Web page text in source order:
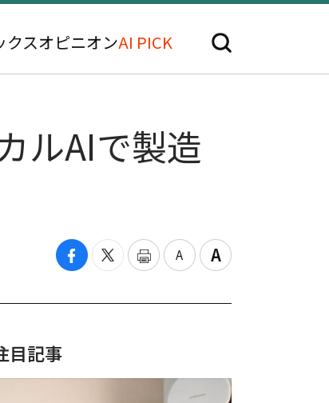
クスオピニオンAI PICK
ルAIで製造
目記事